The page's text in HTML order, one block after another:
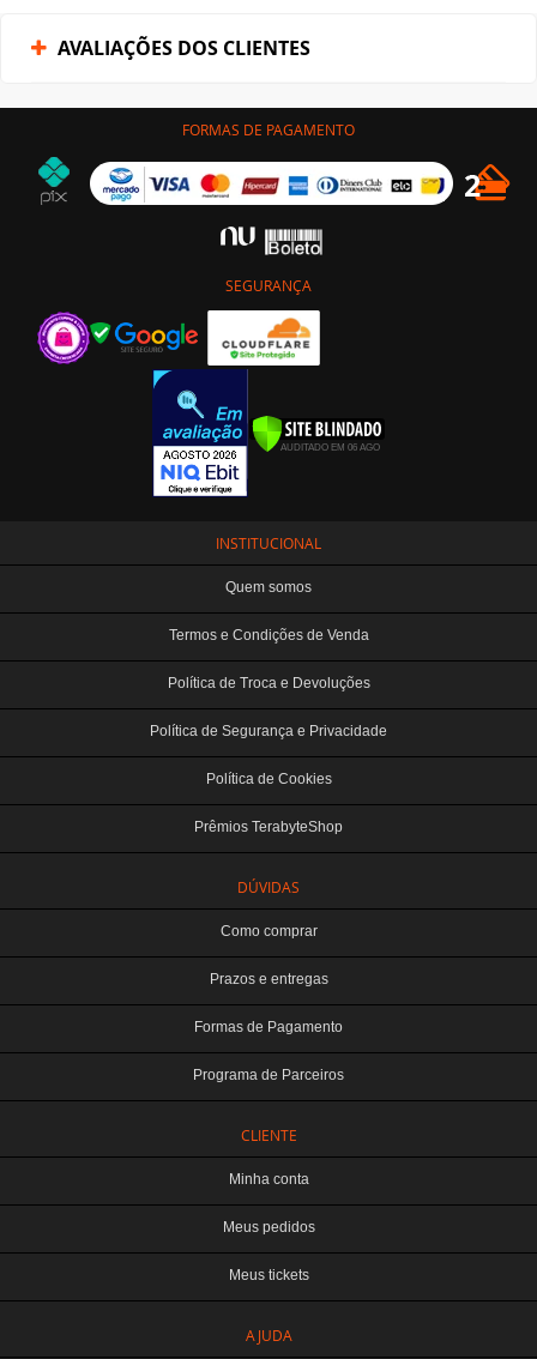
AVALIAÇÕES DOS CLIENTES
FORMAS DE PAGAMENTO
SEGURANÇA
INSTITUCIONAL
Quem somos
Termos e Condições de Venda
Política de Troca e Devoluções
Política de Segurança e Privacidade
Política de Cookies
Prêmios TerabyteShop
DÚVIDAS
Como comprar
Prazos e entregas
Formas de Pagamento
Programa de Parceiros
CLIENTE
Minha conta
Meus pedidos
Meus tickets
AJUDA
TERABYTE ATACADO E VAREJO DE PRODUTOS DE INFORMATICA LTDA
CNPJ: 07.993.973/0001-18 | Curitiba-PR